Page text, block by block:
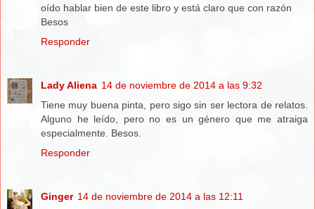
oído hablar bien de este libro y está claro que con razón
Besos
Responder
Lady Aliena 14 de noviembre de 2014 a las 9:32
Tiene muy buena pinta, pero sigo sin ser lectora de relatos.
Alguno he leído, pero no es un género que me atraiga
especialmente. Besos.
Responder
Ginger 14 de noviembre de 2014 a las 12:11